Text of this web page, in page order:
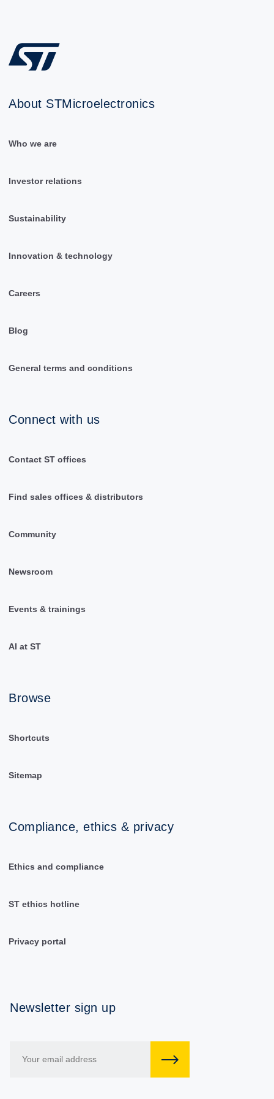
About STMicroelectronics
Who we are
Investor relations
Sustainability
Innovation & technology
Careers
Blog
General terms and conditions
Connect with us
Contact ST offices
Find sales offices & distributors
Community
Newsroom
Events & trainings
AI at ST
Browse
Shortcuts
Sitemap
Compliance, ethics & privacy
Ethics and compliance
ST ethics hotline
Privacy portal
Newsletter sign up